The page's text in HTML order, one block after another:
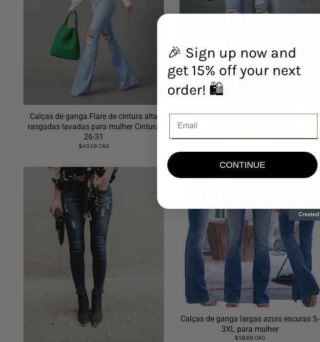
Calças de ganga Flare de cintura alta
rasgadas lavadas para mulher Cintura
26-31
$43.59 CAD
Jeans skinny feminino rasgado e
Calças de ganga largas azuis escuras S-
3XL para mulher
$58.69 CAD
🎉 Sign up now and
get 15% off your next
order! 🛍️
CONTINUE